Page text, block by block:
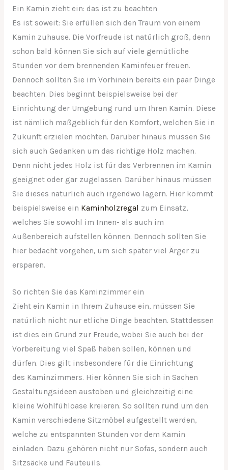
Ein Kamin zieht ein: das ist zu beachten
Es ist soweit: Sie erfüllen sich den Traum von einem
Kamin zuhause. Die Vorfreude ist natürlich groß, denn
schon bald können Sie sich auf viele gemütliche
Stunden vor dem brennenden Kaminfeuer freuen.
Dennoch sollten Sie im Vorhinein bereits ein paar Dinge
beachten. Dies beginnt beispielsweise bei der
Einrichtung der Umgebung rund um Ihren Kamin. Diese
ist nämlich maßgeblich für den Komfort, welchen Sie in
Zukunft erzielen möchten. Darüber hinaus müssen Sie
sich auch Gedanken um das richtige Holz machen.
Denn nicht jedes Holz ist für das Verbrennen im Kamin
geeignet oder gar zugelassen. Darüber hinaus müssen
Sie dieses natürlich auch irgendwo lagern. Hier kommt
beispielsweise ein Kaminholzregal
zum Einsatz,
welches Sie sowohl im Innen- als auch im
Außenbereich aufstellen können. Dennoch sollten Sie
hier bedacht vorgehen, um sich später viel Ärger zu
ersparen.
So richten Sie das Kaminzimmer ein
Zieht ein Kamin in Ihrem Zuhause ein, müssen Sie
natürlich nicht nur etliche Dinge beachten. Stattdessen
ist dies ein Grund zur Freude, wobei Sie auch bei der
Vorbereitung viel Spaß haben sollen, können und
dürfen. Dies gilt insbesondere für die Einrichtung
des Kaminzimmers. Hier können Sie sich in Sachen
Gestaltungsideen austoben und gleichzeitig eine
kleine Wohlfühloase kreieren. So sollten rund um den
Kamin verschiedene Sitzmöbel aufgestellt werden,
welche zu entspannten Stunden vor dem Kamin
einladen. Dazu gehören nicht nur Sofas, sondern auch
Sitzsäcke und Fauteuils.